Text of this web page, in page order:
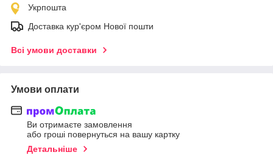
Укрпошта
Доставка кур'єром Нової пошти
Всі умови доставки
Умови оплати
Ви отримаєте замовлення
або гроші повернуться на вашу картку
Детальніше